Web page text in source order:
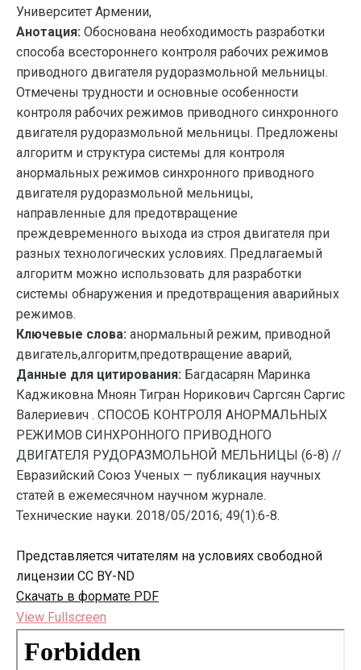
Университет Армении,
Анотация: Обоснована необходимость разработки
способа всестороннего контроля рабочих режимов
приводного двигателя рудоразмольной мельницы.
Отмечены трудности и основные особенности
контроля рабочих режимов приводного синхронного
двигателя рудоразмольной мельницы. Предложены
алгоритм и структура системы для контроля
анормальных режимов синхронного приводного
двигателя рудоразмольной мельницы,
направленные для предотвращение
преждевременного выхода из строя двигателя при
разных технологических условиях. Предлагаемый
алгоритм можно использовать для разработки
системы обнаружения и предотвращения аварийных
режимов.
Ключевые слова: анормальный режим, приводной
двигатель,алгоритм,предотвращение аварий,
Данные для цитирования: Багдасарян Маринка
Каджиковна Мноян Тигран Норикович Саргсян Саргис
Валериевич . СПОСОБ КОНТРОЛЯ АНОРМАЛЬНЫХ
РЕЖИМОВ СИНХРОННОГО ПРИВОДНОГО
ДВИГАТЕЛЯ РУДОРАЗМОЛЬНОЙ МЕЛЬНИЦЫ (6-8) //
Евразийский Союз Ученых — публикация научных
статей в ежемесячном научном журнале.
Технические науки. 2018/05/2016; 49(1):6-8.
Представляется читателям на условиях свободной
лицензии CC BY-ND
Скачать в формате PDF
View Fullscreen
Перейти